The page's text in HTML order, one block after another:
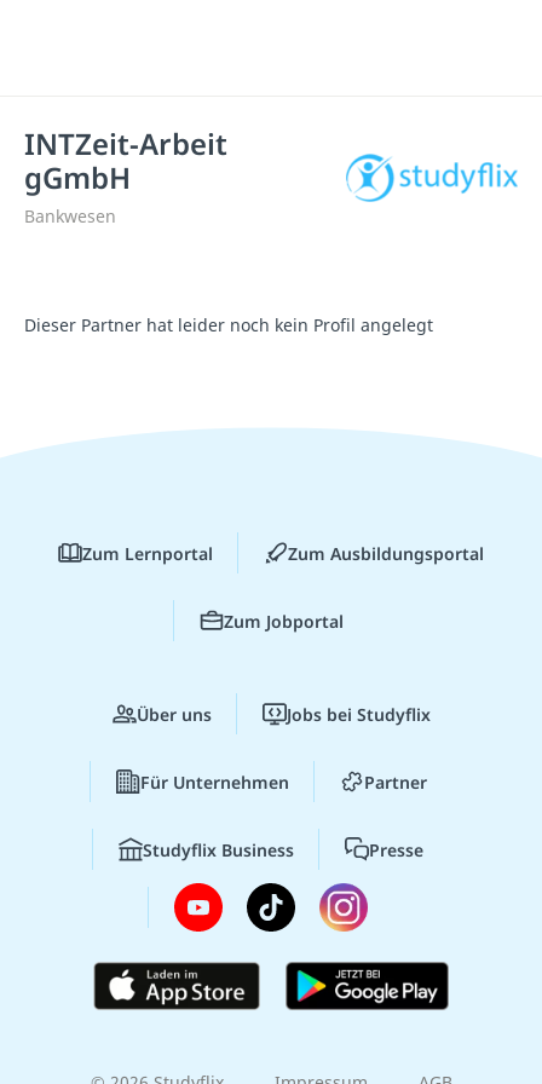
INTZeit-Arbeit
gGmbH
Bankwesen
Dieser Partner hat leider noch kein Profil angelegt
Zum Lernportal Zum Ausbildungsportal
Zum Jobportal
Über uns Jobs bei Studyflix
Für Unternehmen Partner
Studyflix Business Presse